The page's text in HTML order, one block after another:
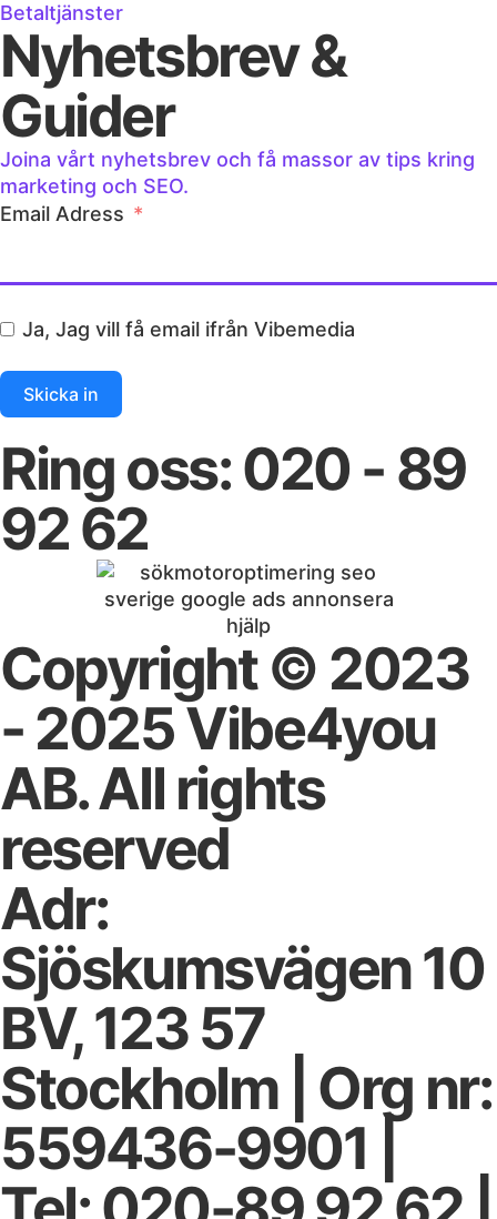
Betaltjänster
Nyhetsbrev &
Guider
Joina vårt nyhetsbrev och få massor av tips kring
marketing och SEO.
Email Adress
Ja, Jag vill få email ifrån Vibemedia
Skicka in
Ring oss: 020 - 89
92 62
Copyright © 2023
- 2025 Vibe4you
AB. All rights
reserved
Adr:
Sjöskumsvägen 10
BV, 123 57
Stockholm | Org nr:
559436-9901 |